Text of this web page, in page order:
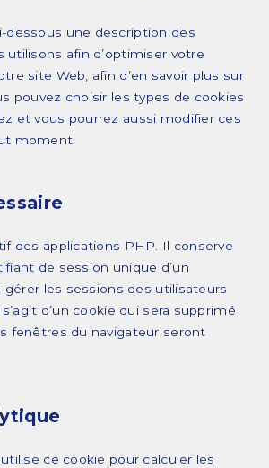
dessous une description des
utilisons afin d’optimiser votre
site Web, afin d’en savoir plus sur
pouvez choisir les types de cookies
et vous pourrez aussi modifier ces
moment.
des applications PHP. Il conserve
de session unique d’un
gérer les sessions des utilisateurs
d’un cookie qui sera supprimé
fenêtres du navigateur seront
ce cookie pour calculer les